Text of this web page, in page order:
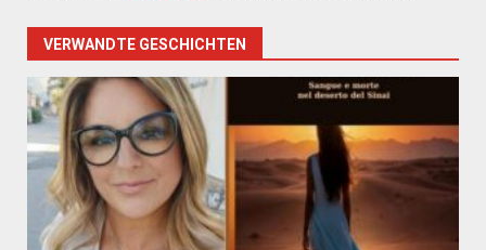
VERWANDTE GESCHICHTEN